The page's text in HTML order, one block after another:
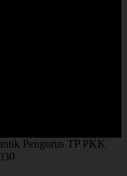
Pengurus TP PKK